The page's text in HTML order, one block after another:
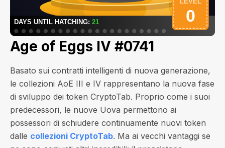
Age of Eggs IV #0741
Basato sui contratti intelligenti di nuova generazione,
le collezioni AoE III e IV rappresentano la nuova fase
di sviluppo dei token CryptoTab. Proprio come i suoi
predecessori, le nuove Uova permettono ai
possessori di schiudere continuamente nuovi token
dalle collezioni CryptoTab. Ma ai vecchi vantaggi se